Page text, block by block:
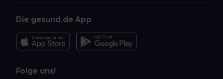
Die gesund.de App
Folge uns!